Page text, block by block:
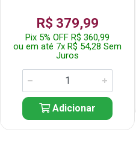
R$ 379,99
Pix 5% OFF R$ 360,99
ou em até 7x R$ 54,28 Sem
Juros
Adicionar